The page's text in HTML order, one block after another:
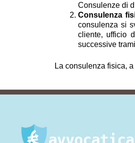
Consulenze di
Consulenza
consulenza si
cliente, ufficio
successive
La consulenza fisica,